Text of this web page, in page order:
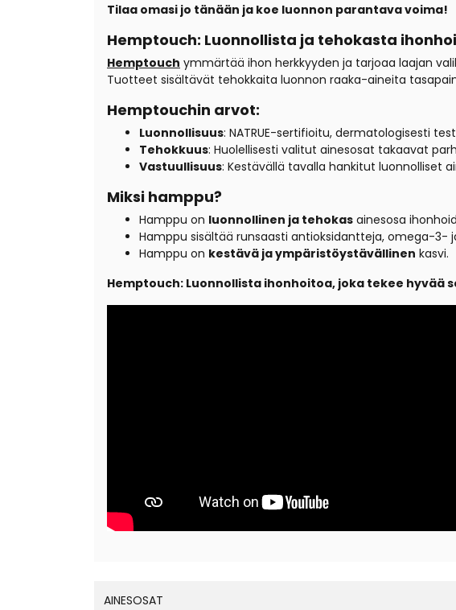
Tilaa omasi jo tänään ja koe luonnon parantava voima!
Hemptouch: Luonnollista ja tehokasta
Hemptouch ymmärtää ihon herkkyyden ja tarjoaa laajan
Tuotteet sisältävät tehokkaita luonnon raaka-aineita
Hemptouchin arvot:
Luonnollisuus: NATRUE-sertifioitu, dermatologisesti
Tehokkuus: Huolellisesti valitut ainesosat takaavat
Vastuullisuus: Kestävällä tavalla hankitut luonnolliset
Miksi hamppu?
Hamppu on luonnollinen ja tehokas ainesosa
Hamppu sisältää runsaasti antioksidantteja, omega-
Hamppu on kestävä ja ympäristöystävällinen kasvi.
Hemptouch: Luonnollista ihonhoitoa, joka tekee hyvää
AINESOSAT